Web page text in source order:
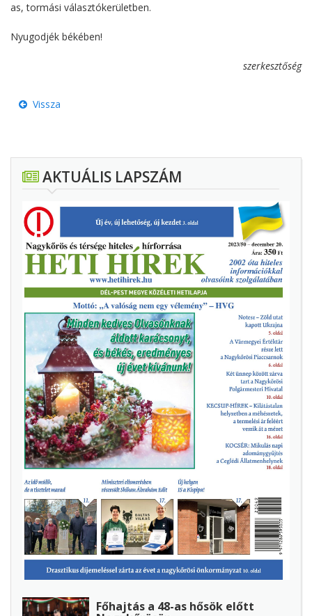
as, tormási választókerületben.
Nyugodjék békében!
szerkesztőség
Vissza
AKTUÁLIS LAPSZÁM
Főhajtás a 48-as hősök előtt